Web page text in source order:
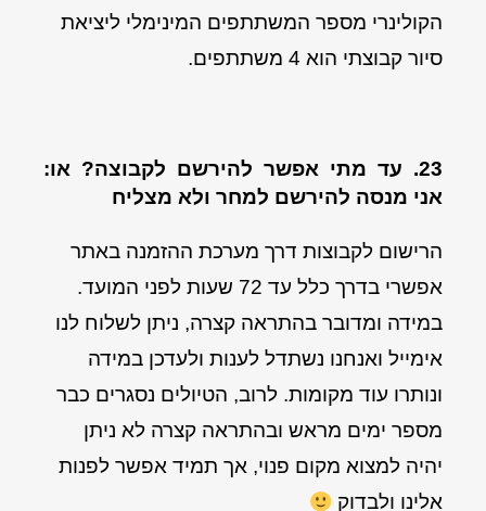
הקולינרי מספר המשתתפים המינימלי ליציאת
סיור קבוצתי הוא 4 משתתפים.
23. עד מתי אפשר להירשם לקבוצה? או:
אני מנסה להירשם למחר ולא מצליח
הרישום לקבוצות דרך מערכת ההזמנה באתר
אפשרי בדרך כלל עד 72 שעות לפני המועד.
במידה ומדובר בהתראה קצרה, ניתן לשלוח לנו
אימייל ואנחנו נשתדל לענות ולעדכן במידה
ונותרו עוד מקומות. לרוב, הטיולים נסגרים כבר
מספר ימים מראש ובהתראה קצרה לא ניתן
יהיה למצוא מקום פנוי, אך תמיד אפשר לפנות
אלינו ולבדוק